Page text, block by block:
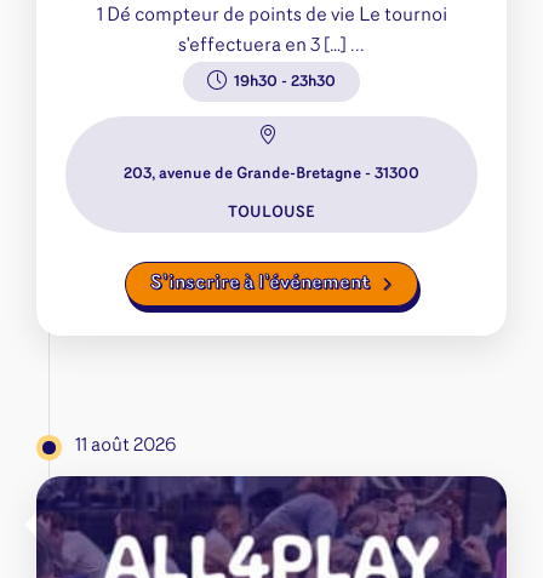
1 Dé compteur de points de vie Le tournoi
s'effectuera en 3 […] ...
19h30 - 23h30
203, avenue de Grande-Bretagne - 31300
TOULOUSE
S’inscrire à l’événement
11 août 2026